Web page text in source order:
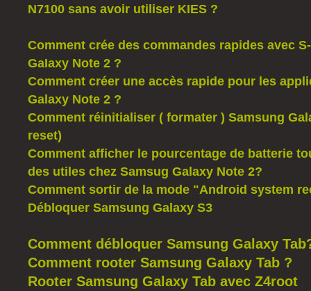
N7100 sans avoir utiliser KIES ?
Comment crée des commandes rapides avec
GaIaxy Note 2 ?
Comment créer une accès rapide pour les
Galaxy Note 2 ?
Comment réinitialiser ( formater ) Samsung
reset)
Comment afficher le pourcentage de batterie
des utiles chez Samsug Galaxy Note 2?
Comment sortir de la mode "Android system
Débloquer Samsung Galaxy S3
Comment débloquer Samsung Galaxy
Comment rooter Samsung Galaxy Tab ?
Rooter Samsung Galaxy Tab avec Z4root